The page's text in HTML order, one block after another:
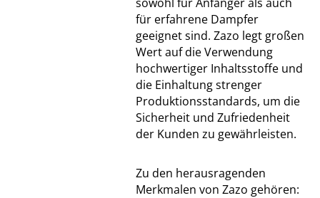
für erfahrene Dampfer
geeignet sind. Zazo legt großen
Wert auf die Verwendung
hochwertiger Inhaltsstoffe und
die Einhaltung strenger
Produktionsstandards, um die
Sicherheit und Zufriedenheit
der Kunden zu gewährleisten.
Zu den herausragenden
Merkmalen von Zazo gehören: